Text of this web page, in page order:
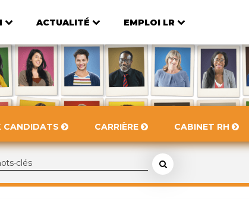
ACTUALITÉ EMPLOI LR
CANDIDATS CARRIÈRE CABINET RH